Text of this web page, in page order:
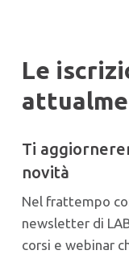
Le
Ti
novità
Nel frattempo
newsletter di
corsi e webinar